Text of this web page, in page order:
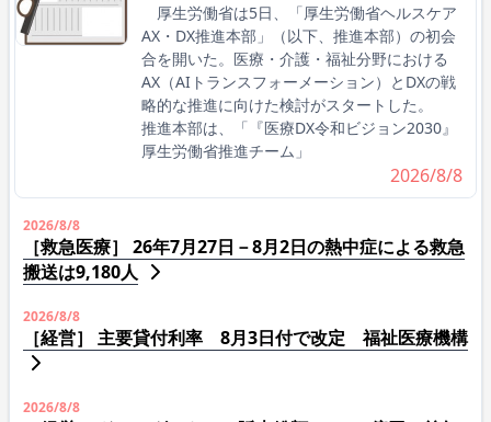
厚生労働省は5日、「厚生労働省ヘルスケア
AX・DX推進本部」（以下、推進本部）の初会
合を開いた。医療・介護・福祉分野における
AX（AIトランスフォーメーション）とDXの戦
略的な推進に向けた検討がスタートした。
推進本部は、「『医療DX令和ビジョン2030』
厚生労働省推進チーム」
2026/8/8
2026/8/8
［救急医療］ 26年7月27日－8月2日の熱中症による救急
搬送は9,180人
2026/8/8
［経営］ 主要貸付利率 8月3日付で改定 福祉医療機構
2026/8/8